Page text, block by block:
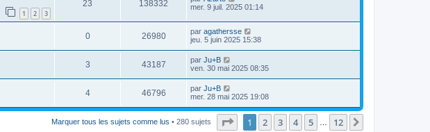
1 2 3
23 138332
mer. 9 juil. 2025 01:14
0 26980 par agathersse
jeu. 5 juin 2025 15:38
3 43187 par Ju+B
ven. 30 mai 2025 08:35
4 46796 par Ju+B
mer. 28 mai 2025 19:08
Marquer tous les sujets comme lus • 280 sujets Page sur12
1 2 3 4 5 12